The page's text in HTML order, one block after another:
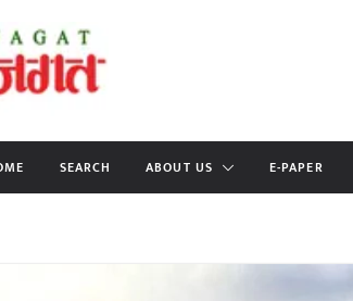
SEARCH ABOUT US E-PAPER